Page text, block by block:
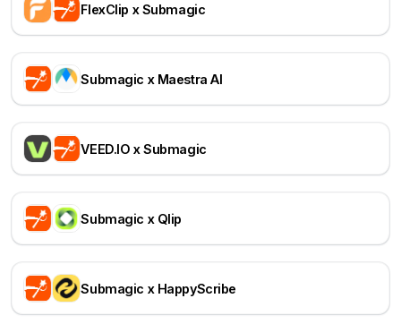
FlexClip x Submagic
Submagic x Maestra AI
VEED.IO x Submagic
Submagic x Qlip
Submagic x HappyScribe